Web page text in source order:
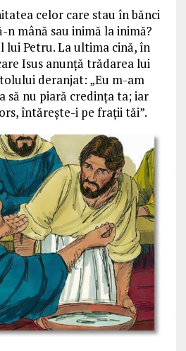
celor care stau în bănci
n mână sau inimă la inimă?
lui Petru. La ultima cină, în
Isus anunţă trădarea lui
deranjat: „Eu m-am
să nu piară credinţa ta; iar
întăreşte-i pe fraţii tăi”.